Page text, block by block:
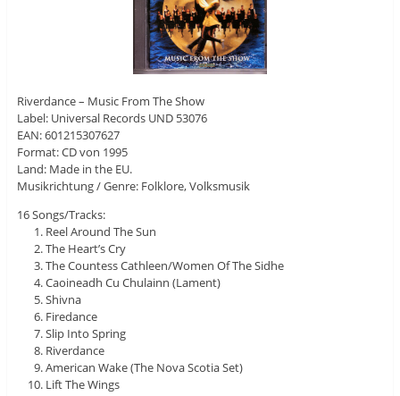
Riverdance – Music From The Show
Label: Universal Records UND 53076
EAN: 601215307627
Format: CD von 1995
Land: Made in the EU.
Musikrichtung / Genre: Folklore, Volksmusik
16 Songs/Tracks:
Reel Around The Sun
The Heart’s Cry
The Countess Cathleen/Women Of The Sidhe
Caoineadh Cu Chulainn (Lament)
Shivna
Firedance
Slip Into Spring
Riverdance
American Wake (The Nova Scotia Set)
Lift The Wings